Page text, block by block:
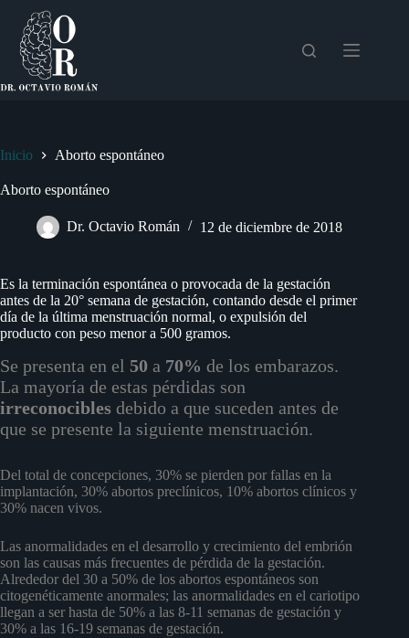
contenido
Inicio Aborto espontáneo
Aborto espontáneo
Dr. Octavio Román 12 de diciembre de 2018
Es la terminación espontánea o provocada de la gestación
antes de la 20° semana de gestación, contando desde el primer
día de la última menstruación normal, o expulsión del
producto con peso menor a 500 gramos.
Se presenta en el 50 a 70% de los embarazos.
La mayoría de estas pérdidas son
irreconocibles debido a que suceden antes de
que se presente la siguiente menstruación.
Del total de concepciones, 30% se pierden por fallas en la
implantación, 30% abortos preclínicos, 10% abortos clínicos y
30% nacen vivos.
Las anormalidades en el desarrollo y crecimiento del embrión
son las causas más frecuentes de pérdida de la gestación.
Alrededor del 30 a 50% de los abortos espontáneos son
citogenéticamente anormales; las anormalidades en el cariotipo
llegan a ser hasta de 50% a las 8-11 semanas de gestación y
30% a las 16-19 semanas de gestación.